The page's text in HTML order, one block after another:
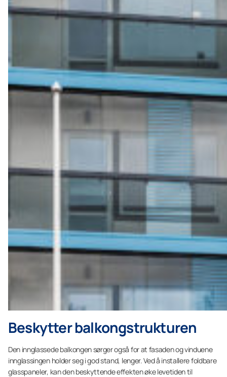
Beskytter balkongstrukturen
Den innglassede balkongen sørger også for at fasaden og vinduene
innglassingen holder seg i god stand, lenger. Ved å installere foldbare
glasspaneler, kan den beskyttende effekten øke levetiden til